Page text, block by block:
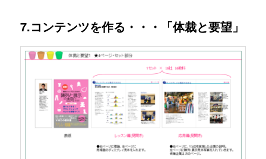
7.コンテンツを作る・・・「体裁と要望」